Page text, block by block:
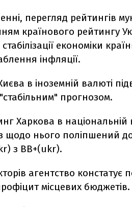
перегляд рейтингів
країнового рейтингу
економіки
інфляції.
в іноземній валюті
прогнозом.
Харкова в
щодо нього поліпшений
з BB+(ukr).
агентство констатує
місцевих бюджетів.